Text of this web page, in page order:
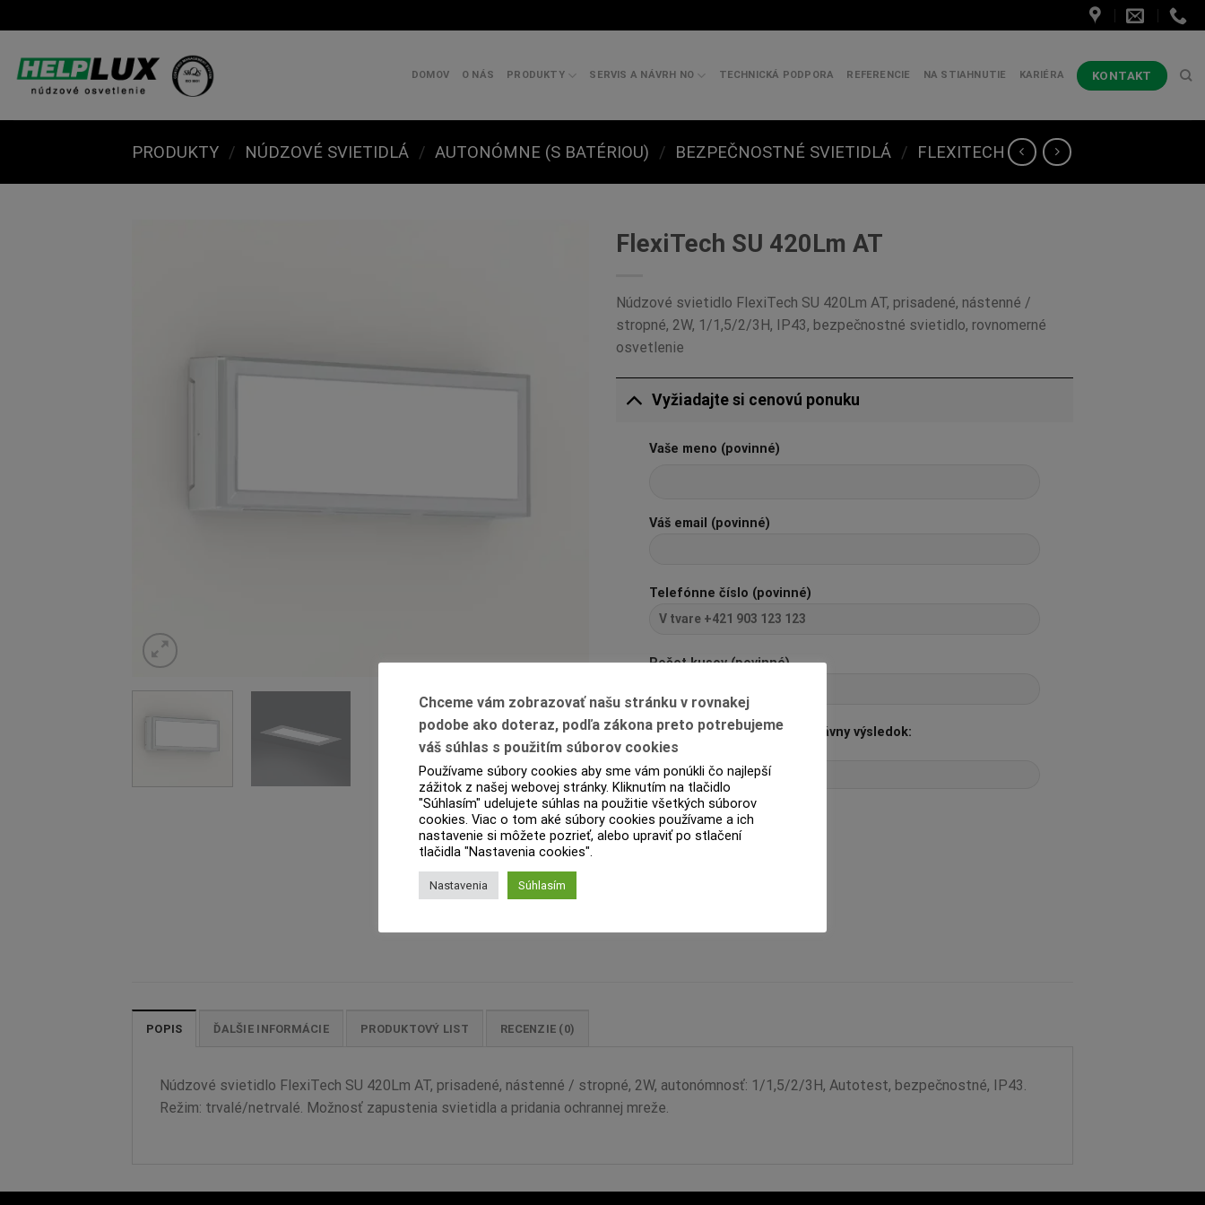
to
content
DOMOV O NÁS PRODUKTY SERVIS A NÁVRH NO TECHNICKÁ PODPORA REFERENCIE NA STIAHNUTIE KARIÉRA KONTAKT
PRODUKTY / NÚDZOVÉ SVIETIDLÁ / AUTONÓMNE (S BATÉRIOU) / BEZPEČNOSTNÉ SVIETIDLÁ / FLEXITECH
FlexiTech SU 420Lm AT
Núdzové svietidlo FlexiTech SU 420Lm AT, prisadené, nástenné /
stropné, 2W, 1/1,5/2/3H, IP43, bezpečnostné svietidlo, rovnomerné
osvetlenie
Vyžiadajte si cenovú ponuku
Vaše meno (povinné)
Váš email (povinné)
Telefónne číslo (povinné)
Počet kusov (povinné)
Pred odoslaním zadajte správny výsledok:
12+10=?
POPIS ĎALŠIE INFORMÁCIE PRODUKTOVÝ LIST RECENZIE (0)
Núdzové svietidlo FlexiTech SU 420Lm AT, prisadené, nástenné / stropné, 2W, autonómnosť: 1/1,5/2/3H, Autotest, bezpečnostné, IP43.
Režim: trvalé/netrvalé. Možnosť zapustenia svietidla a pridania ochrannej mreže.
Chceme vám zobrazovať našu stránku v rovnakej
podobe ako doteraz, podľa zákona preto potrebujeme
váš súhlas s použitím súborov cookies
Používame súbory cookies aby sme vám ponúkli čo najlepší
zážitok z našej webovej stránky. Kliknutím na tlačidlo
"Súhlasím" udelujete súhlas na použitie všetkých súborov
cookies. Viac o tom aké súbory cookies používame a ich
nastavenie si môžete pozrieť, alebo upraviť po stlačení
tlačidla "Nastavenia cookies".
Nastavenia Súhlasím